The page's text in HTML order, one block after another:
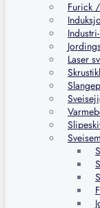
Furick
Laser